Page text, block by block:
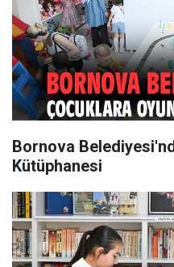
Bornova
Kütüphanesi